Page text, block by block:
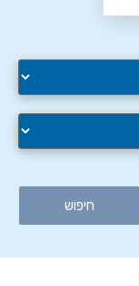
חיפוש